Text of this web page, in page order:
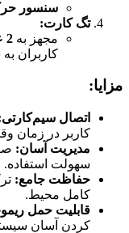
سنسور
تگ کارت:
مجهز به 2 عدد تگ کارت
کاربران
مزایا:
اتصال
کاربر در زمان
مدیریت آسان:
سهولت استفاده.
حفاظت جامع:
کامل محیط.
قابلیت حمل
کردن آسان